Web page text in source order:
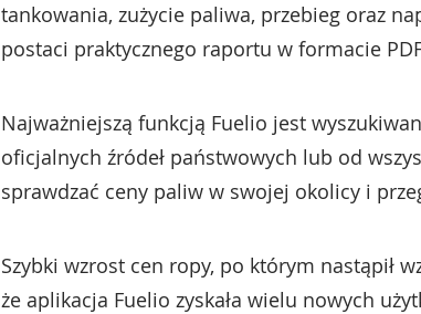
tankowania, zużycie paliwa, przebieg oraz
postaci praktycznego raportu w formacie
Najważniejszą funkcją Fuelio jest
oficjalnych źródeł państwowych lub od
sprawdzać ceny paliw w swojej okolicy i
Szybki wzrost cen ropy, po którym nastąpił
że aplikacja Fuelio zyskała wielu nowych